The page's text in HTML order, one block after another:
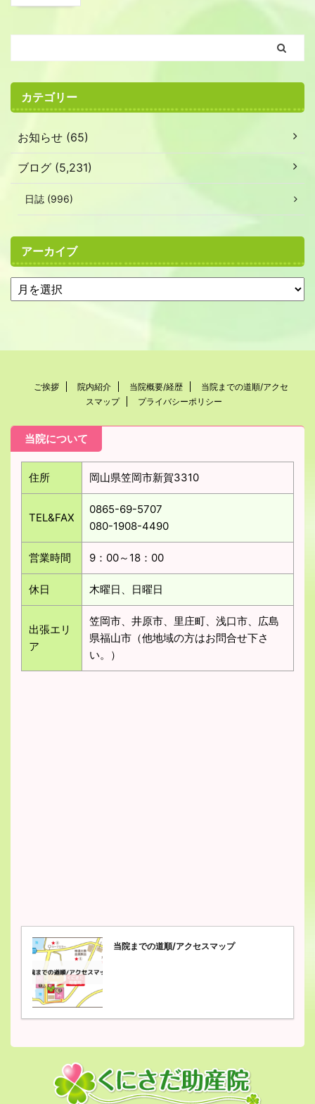
カテゴリー
お知らせ (65)
ブログ (5,231)
日誌 (996)
アーカイブ
ご挨拶 院内紹介 当院概要/経歴
当院までの道順/アクセ
スマップ
プライバシーポリシー
当院について
住所 岡山県笠岡市新賀3310
TEL&FAX
0865-69-5707
080-1908-4490
営業時間 9：00～18：00
休日 木曜日、日曜日
出張エリ
ア
笠岡市、井原市、里庄町、浅口市、広島
県福山市（他地域の方はお問合せ下さ
い。）
当院までの道順/アクセスマップ